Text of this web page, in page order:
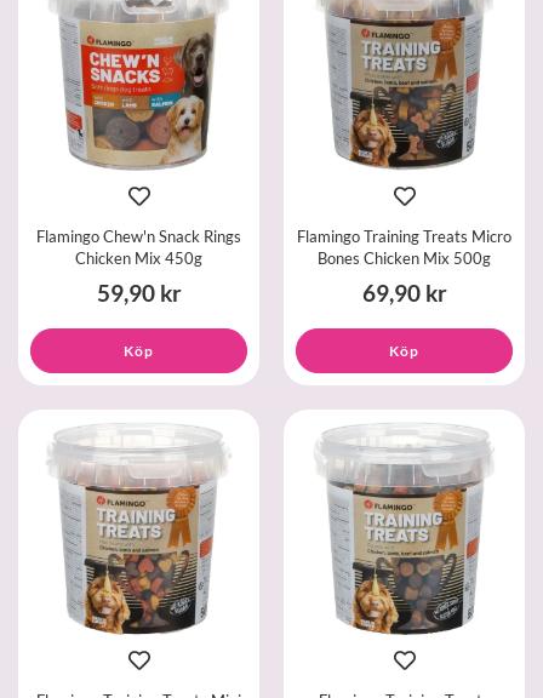
Flamingo Chew'n Snack Rings
Chicken Mix 450g
59,90 kr
Köp
Flamingo Training Treats Micro
Bones Chicken Mix 500g
69,90 kr
Köp